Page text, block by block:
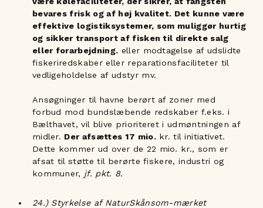
bevares frisk og af høj kvalitet. Det kunne være
effektive logistiksystemer, som muliggør hurtig
og sikker transport af fisken til direkte salg
eller forarbejdning. eller modtagelse af udslidte
fiskeriredskaber eller reparationsfaciliteter til
vedligeholdelse af udstyr mv.
Ansøgninger til havne berørt af zoner med
forbud mod bundslæbende redskaber f.eks. i
Bælthavet, vil blive prioriteret i udmøntningen af
midler. Der afsættes 17 mio.kr. til initiativet.
Dette kommer ud over de 22 mio. kr., som er
afsat til støtte til berørte fiskere, industri og
kommuner, jf. pkt. 8.
24.) Styrkelse af NaturSkånsom-mærket